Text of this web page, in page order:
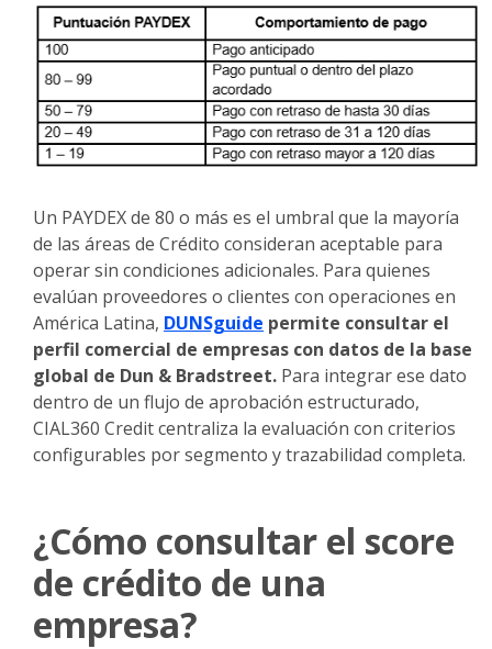
Un PAYDEX de 80 o más es el umbral que la mayoría
de las áreas de Crédito consideran aceptable para
operar sin condiciones adicionales. Para quienes
evalúan proveedores o clientes con operaciones en
América Latina, DUNSguide permite consultar el
perfil comercial de empresas con datos de la base
global de Dun & Bradstreet. Para integrar ese dato
dentro de un flujo de aprobación estructurado,
CIAL360 Credit centraliza la evaluación con criterios
configurables por segmento y trazabilidad completa.
¿Cómo consultar el score
de crédito de una
empresa?